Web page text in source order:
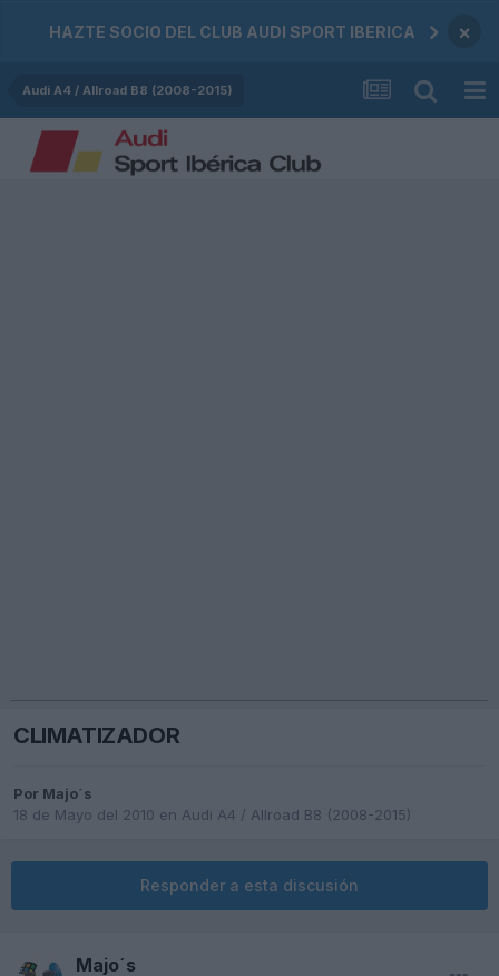
HAZTE SOCIO DEL CLUB AUDI SPORT IBERICA ×
Audi A4 / Allroad B8 (2008-2015)
CLIMATIZADOR
Por Majo´s
18 de Mayo del 2010 en Audi A4 / Allroad B8 (2008-2015)
Responder a esta discusión
Majo´s